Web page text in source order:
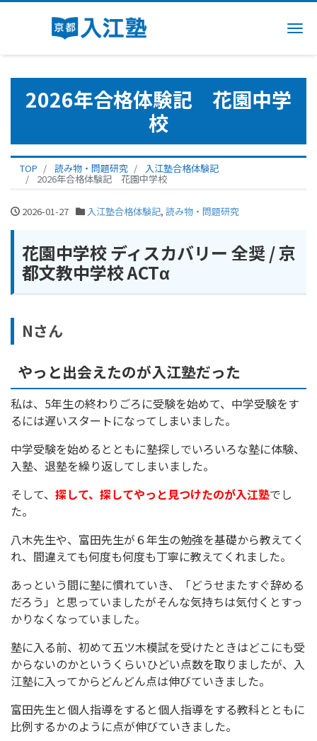
2026年合格体験記 花園中学
校
TOP 読み物・問題研究 入江塾合格体験記
2026年合格体験記 花園中学校
2026-01-27 入江塾合格体験記, 読み物・問題研究
花園中学校 ディスカバリー 全奨 / 京
都文教中学校 ACTα
Nさん
やっと出会えたのが入江塾だった
私は、5年生の終わりごろに受験を始めて、中学受験をす
るには遅いスタートになってしまいました。
中学受験を始めるとともに塾探しでいろいろな塾に体験、
入塾、退塾を繰り返してしまいました。
そして、 探して、探してやっと見つけたのが入江塾でし
た。
八木先生や、富田先生が６年生の勉強を基礎から教えてく
れ、間違えても何度も何度も丁寧に教えてくれました。
あっという間に塾に慣れていき、「どうせまたすぐ辞める
だろう」と思っていましたがそんな気持ちは気付くとすっ
かりなくなっていました。
塾に入る前、初めて五ツ木模試を受けたときはどこにも受
からないのかというくらいひどい点数を取りましたが、入
江塾に入ってからどんどん点は伸びていきました。
富田先生と個人指導をすると個人指導をする教科とともに
比例するかのように点が伸びていきました。